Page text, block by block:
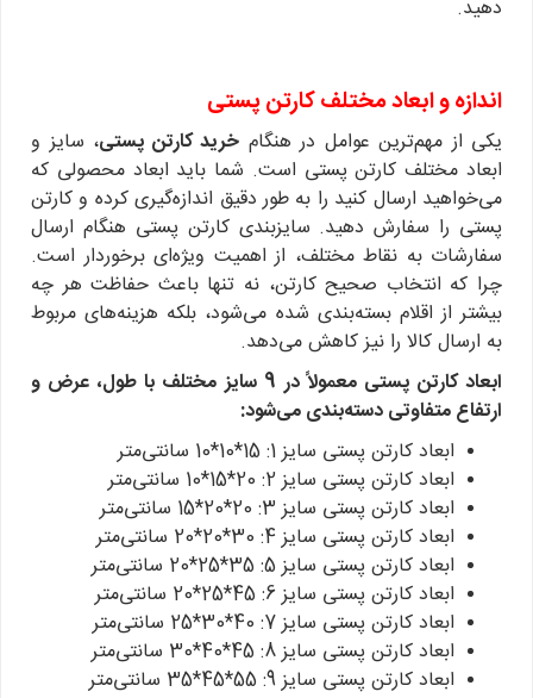
دهید.
اندازه و ابعاد مختلف کارتن پستی
یکی از مهم‌ترین عوامل در هنگام خرید کارتن پستی، سایز و
ابعاد مختلف کارتن پستی است. شما باید ابعاد محصولی که
می‌خواهید ارسال کنید را به طور دقیق اندازه‌گیری کرده و کارتن
پستی را سفارش دهید. سایزبندی کارتن پستی هنگام ارسال
سفارشات به نقاط مختلف، از اهمیت ویژه‌ای برخوردار است.
چرا که انتخاب صحیح کارتن، نه تنها باعث حفاظت هر چه
بیشتر از اقلام بسته‌بندی شده می‌شود، بلکه هزینه‌های مربوط
به ارسال کالا را نیز کاهش می‌دهد.
ابعاد کارتن پستی معمولاً در 9 سایز مختلف با طول، عرض و
ارتفاع متفاوتی دسته‌بندی می‌شود:
ابعاد کارتن پستی سایز 1: 15*10*10 سانتی‌متر
ابعاد کارتن پستی سایز 2: 20*15*10 سانتی‌متر
ابعاد کارتن پستی سایز 3: 20*20*15 سانتی‌متر
ابعاد کارتن پستی سایز 4: 30*20*20 سانتی‌متر
ابعاد کارتن پستی سایز 5: 35*25*20 سانتی‌متر
ابعاد کارتن پستی سایز 6: 45*25*20 سانتی‌متر
ابعاد کارتن پستی سایز 7: 40*30*25 سانتی‌متر
ابعاد کارتن پستی سایز 8: 45*40*30 سانتی‌متر
ابعاد کارتن پستی سایز 9: 55*45*35 سانتی‌متر